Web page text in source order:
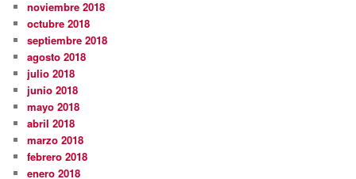
noviembre 2018
octubre 2018
septiembre 2018
agosto 2018
julio 2018
junio 2018
mayo 2018
abril 2018
marzo 2018
febrero 2018
enero 2018